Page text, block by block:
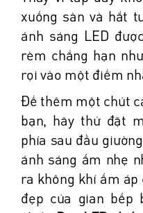
xuống sàn và hắt
ánh sáng LED
rèm chẳng hạn
rọi vào một điểm
Để thêm một chút
bạn, hãy thử đặt
phía sau đầu
ánh sáng ấm nhẹ
ra không khí ấm áp
đẹp của gian bếp